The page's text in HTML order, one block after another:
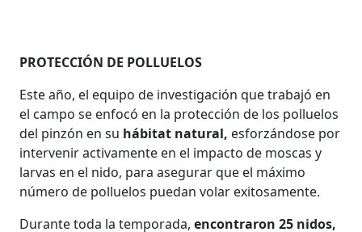
PROTECCIÓN DE POLLUELOS
Este año, el equipo de investigación que trabajó en
el campo se enfocó en la protección de los polluelos
del pinzón en su hábitat natural, esforzándose por
intervenir activamente en el impacto de moscas y
larvas en el nido, para asegurar que el máximo
número de polluelos puedan volar exitosamente.
Durante toda la temporada,encontraron 25 nidos,